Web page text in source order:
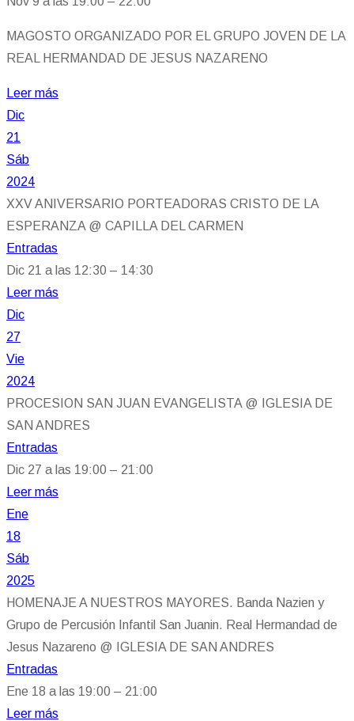
MAGOSTO ORGANIZADO POR EL GRUPO JOVEN DE LA
REAL HERMANDAD DE JESUS NAZARENO
Leer más
Dic
21
Sáb
2024
XXV ANIVERSARIO PORTEADORAS CRISTO DE LA
ESPERANZA @ CAPILLA DEL CARMEN
Entradas
Dic 21 a las 12:30 – 14:30
Leer más
Dic
27
Vie
2024
PROCESION SAN JUAN EVANGELISTA @ IGLESIA DE
SAN ANDRES
Entradas
Dic 27 a las 19:00 – 21:00
Leer más
Ene
18
Sáb
2025
HOMENAJE A NUESTROS MAYORES. Banda Nazien y
Grupo de Percusión Infantil San Juanin. Real Hermandad de
Jesus Nazareno @ IGLESIA DE SAN ANDRES
Entradas
Ene 18 a las 19:00 – 21:00
Leer más